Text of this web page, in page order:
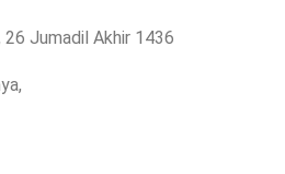
Jumadil Akhir 1436